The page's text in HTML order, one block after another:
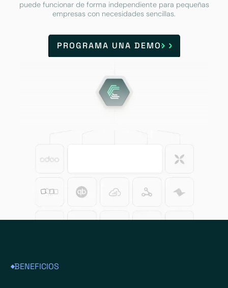
puede funcionar de forma independiente para pequeñas
empresas con necesidades sencillas.
PROGRAMA UNA DEMO
BENEFICIOS